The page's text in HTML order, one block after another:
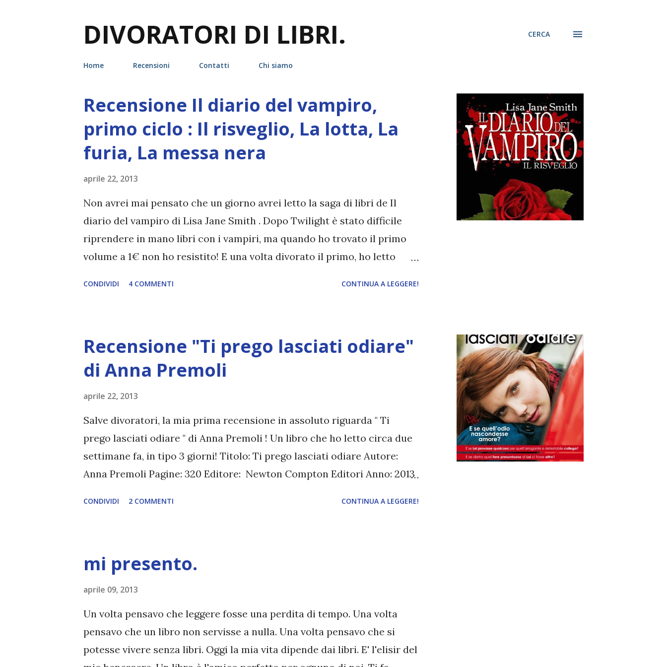
DIVORATORI DI LIBRI. CERCA
Home Recensioni Contatti Chi siamo
Recensione Il diario del vampiro,
primo ciclo : Il risveglio, La lotta, La
furia, La messa nera
aprile 22, 2013
Non avrei mai pensato che un giorno avrei letto la saga di libri de Il
diario del vampiro di Lisa Jane Smith . Dopo Twilight è stato difficile
riprendere in mano libri con i vampiri, ma quando ho trovato il primo
volume a 1€ non ho resistito! E una volta divorato il primo, ho letto
consiglio ai giovani lettori.] Il diario del vampiro è una serie di romanzi
paranormal romance, quindi la componente romantica si unisce a
recensirò il primo ciclo , formato da quattro libri, ovvero: 1) Il diario del
vampiro. Il risveglio (info) 2) Il diario del vampiro. La lotta (info) 3) Il
diario del vampiro. La furia (info) ...
CONDIVIDI 4 COMMENTI CONTINUA A LEGGERE!
Recensione "Ti prego lasciati odiare"
di Anna Premoli
aprile 22, 2013
Salve divoratori, la mia prima recensione in assoluto riguarda " Ti
prego lasciati odiare " di Anna Premoli ! Un libro che ho letto circa due
settimane fa, in tipo 3 giorni! Titolo: Ti prego lasciati odiare Autore:
Anna Premoli Pagine: 320 Editore: Newton Compton Editori Anno: 2013
mettersi i bastoni fra le ruote. Finché un giorno, per caso, sono
e facoltoso cliente. E così si ritrovano a dover passare molto del loro
tempo insieme, anche oltre l’orario d’ufficio. Ma Ian è lo scapolo più
affascinante, ricco e ambito di Londra e le sue “frequentazioni” non
passano mai inosservate: basta un’innocente serata trasc...
CONDIVIDI 2 COMMENTI CONTINUA A LEGGERE!
mi presento.
aprile 09, 2013
Un volta pensavo che leggere fosse una perdita di tempo. Una volta
pensavo che un libro non servisse a nulla. Una volta pensavo che si
potesse vivere senza libri. Oggi la mia vita dipende dai libri. E' l'elisir del